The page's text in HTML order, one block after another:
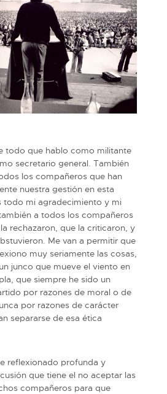
todo que hablo como militante
secretario general. También
los compañeros que han
nuestra gestión en esta
todo mi agradecimiento y mi
a todos los compañeros
rechazaron, que la criticaron, y
Me van a permitir que
muy seriamente las cosas,
junco que mueve el viento en
que siempre he sido un
por razones de moral o de
por razones de carácter
separarse de esa ética
reflexionado profunda y
que tiene el no aceptar las
compañeros para que